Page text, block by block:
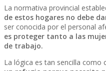
La normativa provincial
de estos hogares no debe
ser conocida por el personal
es proteger tanto a las
de trabajo.
La lógica es tan sencilla como